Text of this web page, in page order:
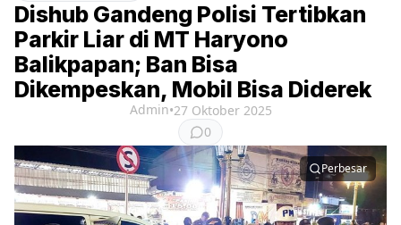
Dishub Gandeng Polisi Tertibkan
Parkir Liar di MT Haryono
Balikpapan; Ban Bisa
Dikempeskan, Mobil Bisa Diderek
Admin•27 Oktober 2025
0
Perbesar